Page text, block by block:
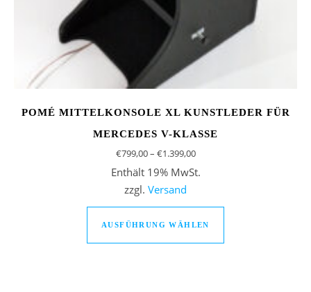
POMÉ MITTELKONSOLE XL KUNSTLEDER FÜR
MERCEDES V-KLASSE
€799,00– €1.399,00Preisspanne: €799,00 bis
Enthält 19% MwSt.
zzgl. Versand
AUSFÜHRUNG WÄHLEN
Dieses Produkt